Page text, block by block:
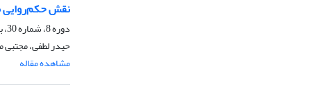
نقش حکم‌روایی
دوره 8، شماره 30، بهار 1397، صفحه
حیدر لطفی، مجتبی
مشاهده مقاله